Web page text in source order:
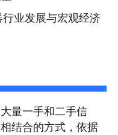
业发展与宏观经济
量一手和二手信
结合的方式，依据